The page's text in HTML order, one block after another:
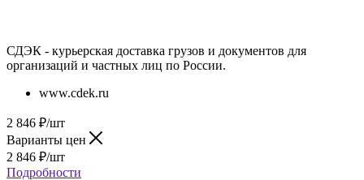
СДЭК - курьерская доставка грузов и документов для
организаций и частных лиц по России.
www.cdek.ru
2 846 ₽/шт
Варианты цен
2 846 ₽/шт
Подробности